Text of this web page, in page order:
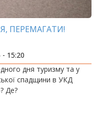
ПЕРЕМАГАТИ!
15:20
дня туризму та у
спадщини в УКД
Де?